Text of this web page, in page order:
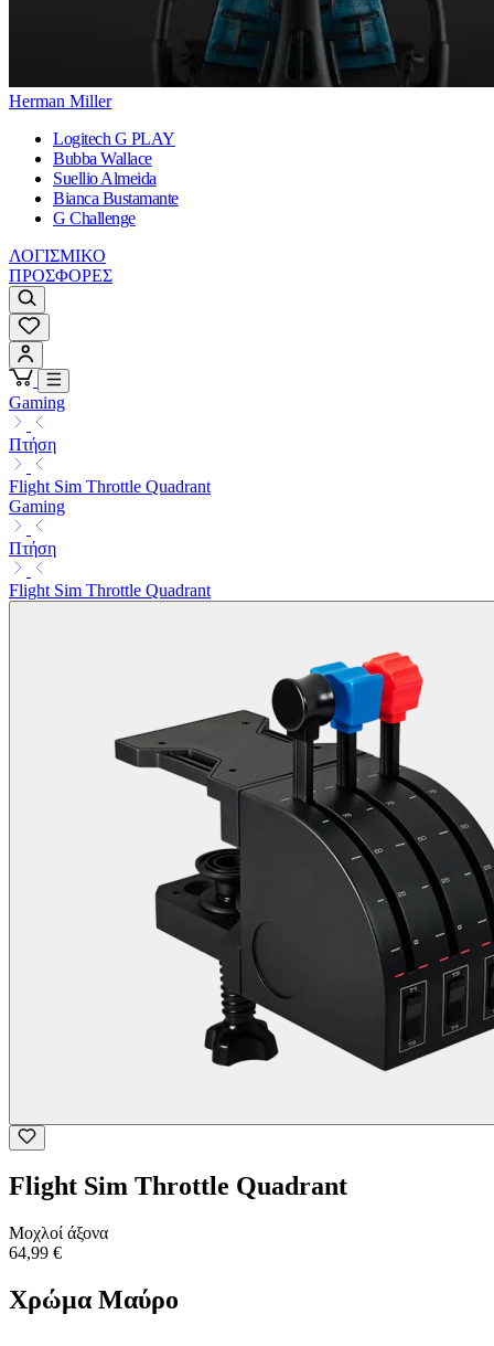
Herman Miller
Logitech G PLAY
Bubba Wallace
Suellio Almeida
Bianca Bustamante
G Challenge
ΛΟΓΙΣΜΙΚΟ
ΠΡΟΣΦΟΡΕΣ
Gaming
Πτήση
Flight Sim Throttle Quadrant
Gaming
Πτήση
Flight Sim Throttle Quadrant
Flight Sim Throttle Quadrant
Μοχλοί άξονα
64,99 €
Χρώμα Μαύρο